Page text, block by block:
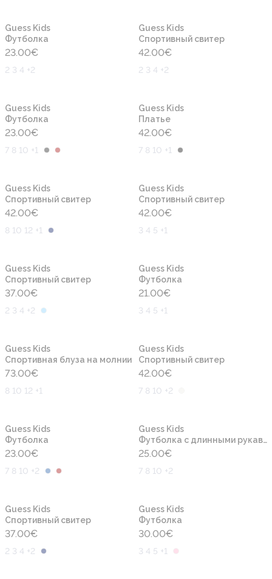
Guess Kids
Футболка
23.00€
2 3 4 +2
Guess Kids
Cпортивный свитер
42.00€
2 3 4 +2
Guess Kids
Футболка
23.00€
7 8 10 +1
Guess Kids
Платье
42.00€
7 8 10 +1
Guess Kids
Cпортивный свитер
42.00€
8 10 12 +1
Guess Kids
Cпортивный свитер
42.00€
3 4 5 +1
Guess Kids
Cпортивный свитер
37.00€
2 3 4 +2
Guess Kids
Футболка
21.00€
3 4 5 +1
Guess Kids
Спортивная блуза на молнии
73.00€
8 10 12 +1
Guess Kids
Cпортивный свитер
42.00€
7 8 10 +2
Guess Kids
Футболка
23.00€
7 8 10 +2
Guess Kids
Футболка с длинными рукавами
25.00€
7 8 10 +2
Guess Kids
Cпортивный свитер
37.00€
2 3 4 +2
Guess Kids
Футболка
30.00€
3 4 5 +1